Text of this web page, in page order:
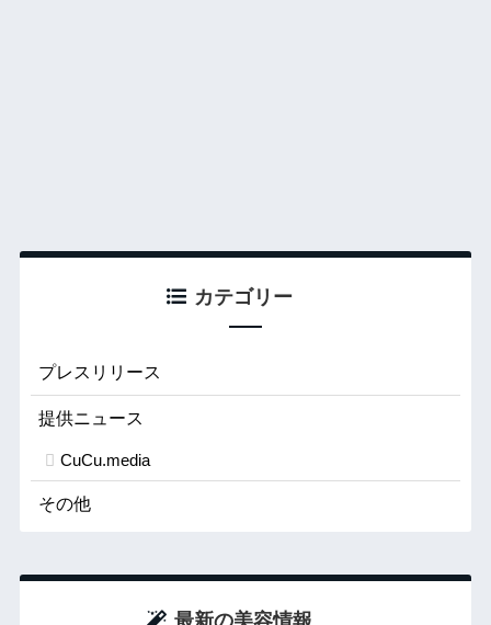
カテゴリー
プレスリリース
提供ニュース
CuCu.media
その他
最新の美容情報